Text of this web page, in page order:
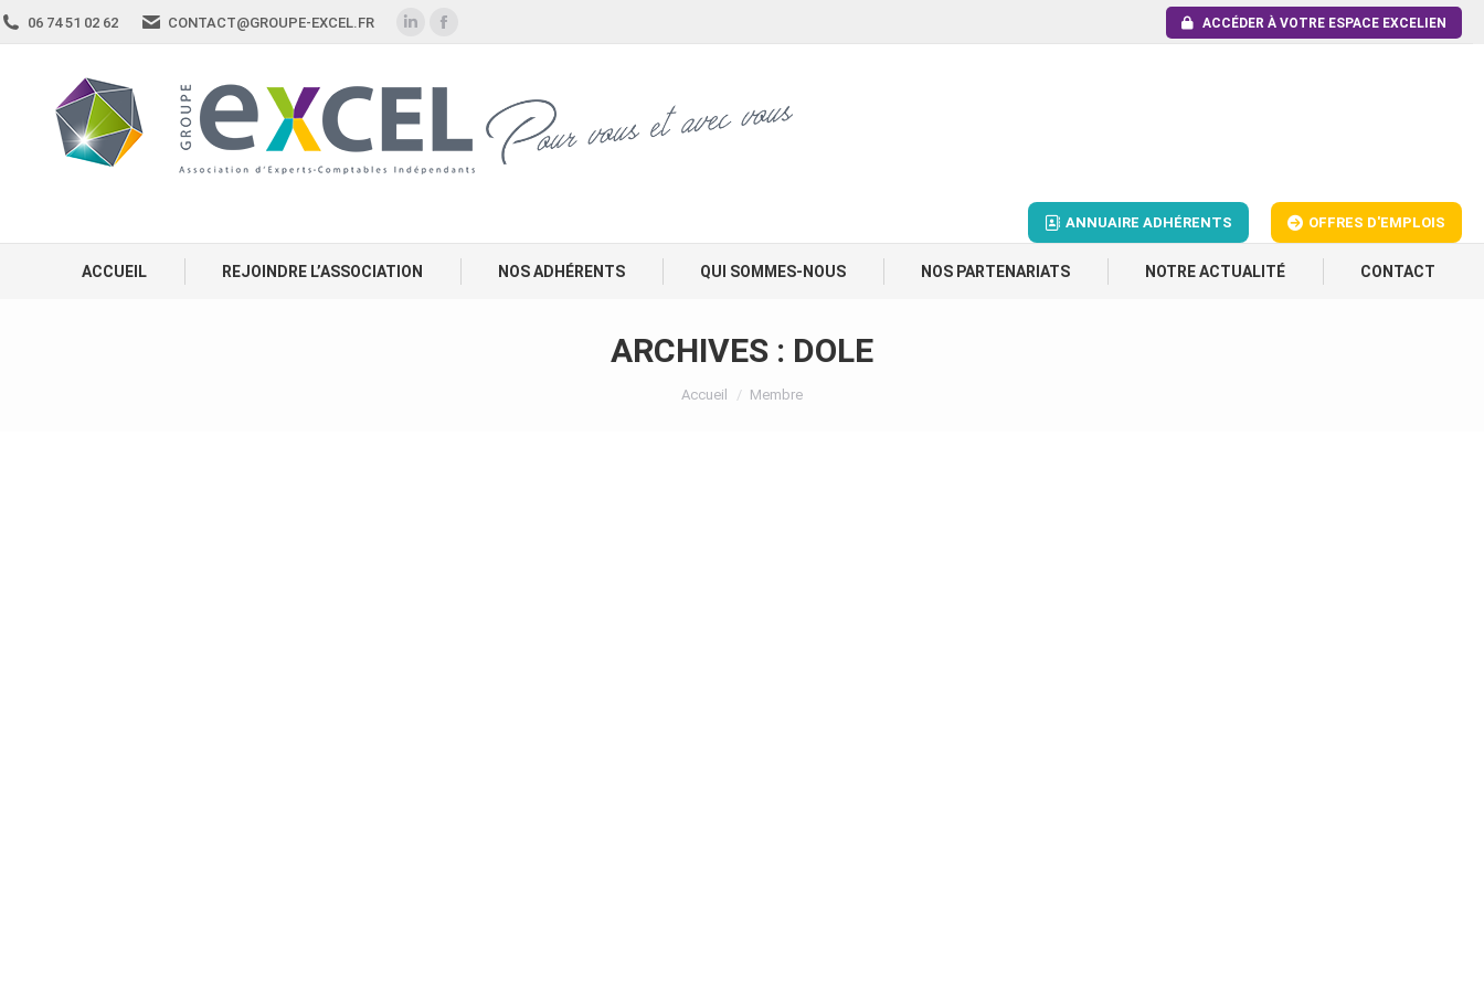
06 74 51 02 62 CONTACT@GROUPE-EXCEL.FR ACCÉDER À VOTRE ESPACE EXCELIEN
ANNUAIRE ADHÉRENTS OFFRES D'EMPLOIS
ACCUEIL REJOINDRE L’ASSOCIATION NOS ADHÉRENTS QUI SOMMES-NOUS NOS PARTENARIATS NOTRE ACTUALITÉ CONTACT
ARCHIVES : DOLE
Vous êtes ici :
Accueil Membre